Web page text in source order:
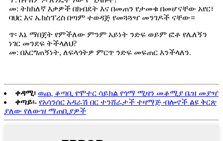
መ: ትክክለኛ እቃዎች በክብደት እና በመጠን የታመቁ በመሆናቸው አየር፣
ባህር እና ኤክስፕረስ በጣም ተወዳጅ የመጓጓዣ መንገዶች ናቸው።
ጥ፡ እኔ ማበጀት የምችለው ምንም አይነት ንድፍ ወይም ፎቶ የሌለኝን
ነገር መንደፍ ትችላለህ?
መ: በእርግጠኝነት, ለፍላጎትዎ ምርጥ ንድፍ መፍጠር እንችላለን.
ቀዳሚ፡ ወጪ ቆጣቢ የሞተር ሳይክል የጎማ ሚዛን መቆሚያ ቤዝ መያዣ
ቀጣይ፡- የአሳንሰር አዳራሽ በር ተንሸራታች ተዛማጅ ብሎኖች ልዩ ቅርጽ
ያለው የለውዝ ማጠቢያዎች